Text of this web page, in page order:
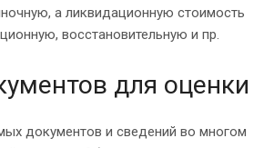
а ликвидационную стоимость
восстановительную и пр.
для оценки
документов и сведений во многом